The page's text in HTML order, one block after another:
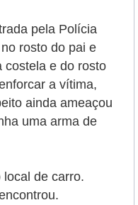
pela Polícia
rosto do pai e
costela e do rosto
a vítima,
ainda ameaçou
uma arma de
de carro.